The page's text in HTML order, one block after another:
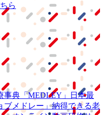
ら
事典 「MEDLEY」
日本最
ブメドレー」納得できる老